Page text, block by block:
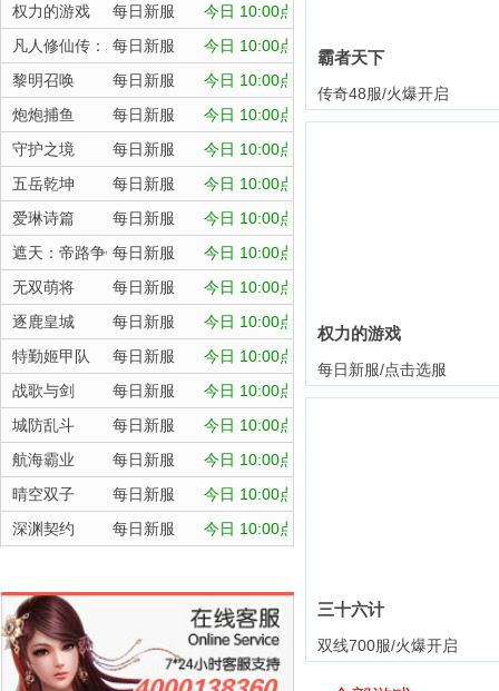
权力的游戏
每日新服
今日 10:00点
凡人修仙传：星海飞驰
每日新服
今日 10:00点
黎明召唤
每日新服
今日 10:00点
炮炮捕鱼
每日新服
今日 10:00点
守护之境
每日新服
今日 10:00点
五岳乾坤
每日新服
今日 10:00点
爱琳诗篇
每日新服
今日 10:00点
遮天：帝路争锋每日新服
今日 10:00点
无双萌将
每日新服
今日 10:00点
逐鹿皇城
每日新服
今日 10:00点
特勤姬甲队
每日新服
今日 10:00点
战歌与剑
每日新服
今日 10:00点
城防乱斗
每日新服
今日 10:00点
航海霸业
每日新服
今日 10:00点
晴空双子
每日新服
今日 10:00点
深渊契约
每日新服
今日 10:00点
正中靶心
每日新服
今日 10:00点
神兵奇迹
今日 10:00点
微乐捕鱼千炮版每日新服
今日 10:00点
霸者天下
传奇48服/火爆开启
权力的游戏
每日新服/点击选服
三十六计
双线700服/火爆开启